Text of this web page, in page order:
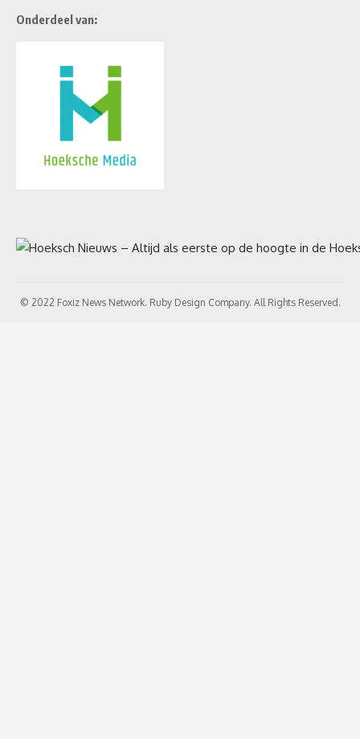
Onderdeel van:
© 2022 Foxiz News Network. Ruby Design Company. All Rights Reserved.